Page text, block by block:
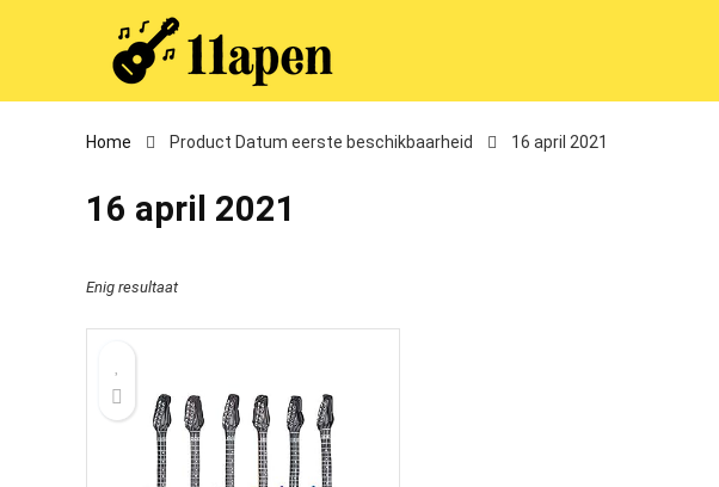
Home Product Datum eerste beschikbaarheid 16 april 2021
16 april 2021
Enig resultaat